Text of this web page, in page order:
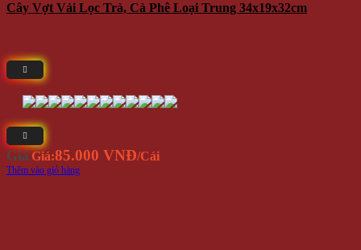
Cây Vợt Vải Lọc Trà, Cà Phê Loại Trung 34x19x32cm
Giá Giá:85.000 VNĐ/Cái
Thêm vào giỏ hàng